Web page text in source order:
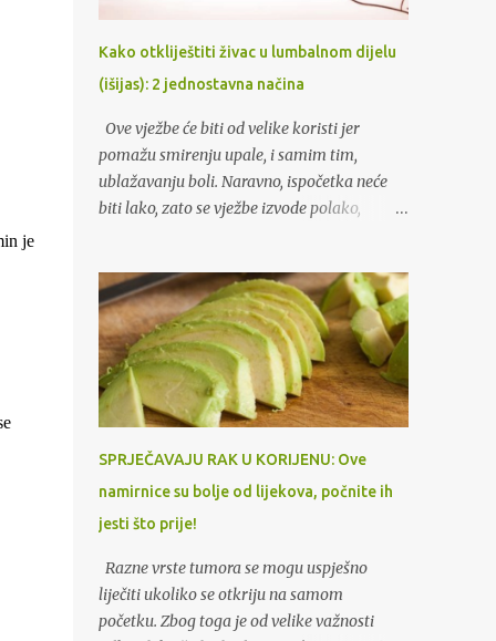
je
Kako otkliještiti živac u lumbalnom dijelu
(išijas): 2 jednostavna načina
Ove vježbe će biti od velike koristi jer
pomažu smirenju upale, i samim tim,
ublažavanju boli. Naravno, ispočetka neće
biti lako, zato se vježbe izvode polako,
dolazi do bola koji se pruža niz nogu. Ovo
stanje je poznato kao išijas, piše “Uspešna
žena“. (Tekst se nastavlja ispod)
Tradicionalno liječenje išijasa se najprije
provodi uporabom odgovarajućih lijekova
koje preporučuje liječnik. Ali, bolje je ne
ograničavati se samo na korištenje lijekova
jednostavne vježbe za istezanje mišića, u
kratkom vremenu ćete zaboraviti na bol.
biti od velike koristi jer pomažu smirenju
upale, i samim tim, ublažavanju boli.
Naravno, ispočetka neće biti lako, zato se
SPRJEČAVAJU RAK U KORIJENU: Ove
namirnice su bolje od lijekova, počnite ih
jesti što prije!
Razne vrste tumora se mogu uspješno
liječiti ukoliko se otkriju na samom
početku. Zbog toga je od velike važnosti